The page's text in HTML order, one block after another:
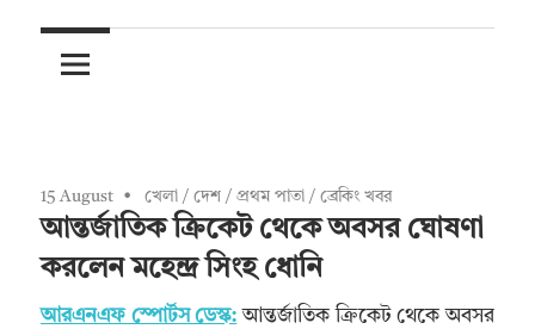
RNFnews.in
over
Quantity
15 August খেলা / দেশ / প্রথম পাতা / ব্রেকিং খবর
আন্তর্জাতিক ক্রিকেট থেকে অবসর ঘোষণা
করলেন মহেন্দ্র সিংহ ধোনি
আরএনএফ স্পোর্টস ডেস্ক: আন্তর্জাতিক ক্রিকেট থেকে অবসর